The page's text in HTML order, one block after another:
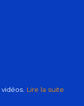
Lire la suite